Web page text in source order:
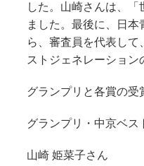
した。山崎さんは、
ました。最後に、日
ら、審査員を代表し
ストジェネレーショ
グランプリと各賞の受
グランプリ・中京ベス
山崎 姫菜子さん